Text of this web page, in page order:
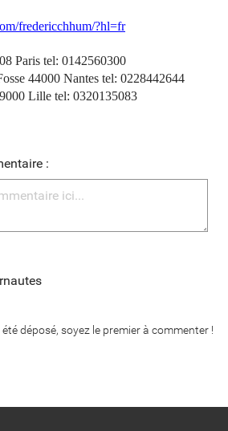
fredericchhum/?hl=fr
Paris tel: 0142560300
44000 Nantes tel: 0228442644
Lille tel: 0320135083
:
déposé, soyez le premier à commenter !